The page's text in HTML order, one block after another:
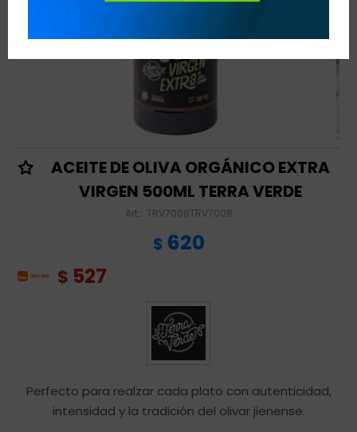
ACEITE DE OLIVA ORGÁNICO EXTRA
VIRGEN 500ML TERRA VERDE
TRV7008TRV7008
$ 620
$ 527
Perfecto para realzar cada plato con autenticidad,
intensidad y la tradición del olivar jienense.